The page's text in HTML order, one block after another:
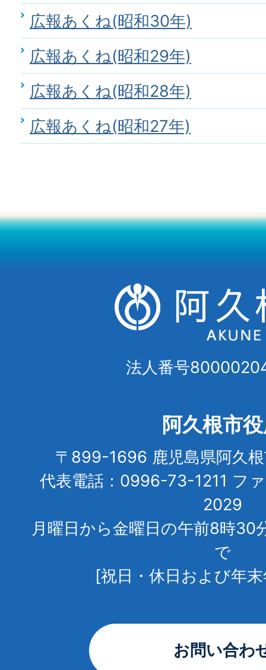
広報あくね(昭和30年)
広報あくね(昭和29年)
広報あくね(昭和28年)
広報あくね(昭和27年)
法人番号
阿久根市
〒899-1696 鹿児島県阿久
代表電話：0996-73-1211 フ
2029
月曜日から金曜日の午前8時30
で
[祝日・休日および年
お問い合わ